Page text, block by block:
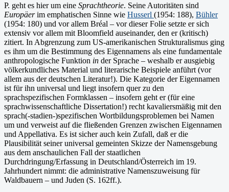
P. geht es hier um eine Sprachtheorie. Seine Autoritäten sind
Europäerim empha­tischen Sinne wie Husserl (1954: 188), Bühler
(1954: 180) und vor allem Bréal – vor dieser Folie setzte er sich
extensiv vor allem mit Bloomfield auseinander, den er (kritisch)
zitiert. In Abgrenzung zum US-amerikanischen Strukturalismus ging
es ihm um die Bestimmung des Eigennamens als eine fundamentale
an­thropologische Funktion in der Sprache – weshalb er ausgiebig
völ­kerkundliches Material und literarische Beispiele anführt (vor
allem aus der deutschen Lite­ratur!). Die Kategorie der Eigennamen
ist für ihn universal und liegt insofern quer zu den
sprachspezifischen Formklassen – inso­fern geht er (für eine
sprachwissenschaftliche Dissertation!) recht kavaliersmäßig mit den
sprach(-stadien-)spezifischen Wort­bildungsproblemen bei Namen
um und verweist auf die fließenden Grenzen zwischen Eigennamen
und Appellativa. Es ist sicher auch kein Zufall, daß er die
Plausibilität seiner universal gemeinten Skizze der Namensgebung
aus dem anschaulichen Fall der staatlichen
Durchdringung/Erfassung in Deutschland/Österreich im 19.
Jahrhun­dert nimmt: die administrative Namenszuweisung für
Waldbauern – und Juden (S. 162ff.).